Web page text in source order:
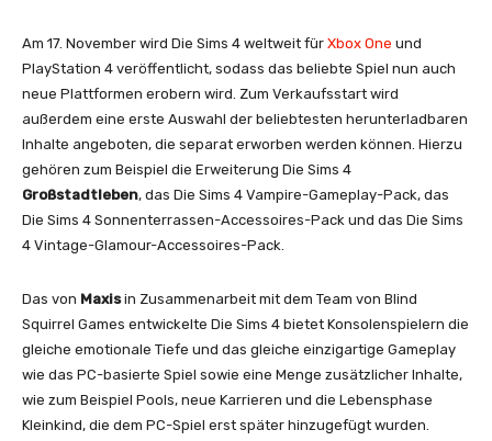
Am 17. November wird Die Sims 4 weltweit für Xbox One und
PlayStation 4 veröffentlicht, sodass das beliebte Spiel nun auch
neue Plattformen erobern wird. Zum Verkaufsstart wird
außerdem eine erste Auswahl der beliebtesten herunterladbaren
Inhalte angeboten, die separat erworben werden können. Hierzu
gehören zum Beispiel die Erweiterung Die Sims 4
Großstadtleben, das Die Sims 4 Vampire-Gameplay-Pack, das
Die Sims 4 Sonnenterrassen-Accessoires-Pack und das Die Sims
4 Vintage-Glamour-Accessoires-Pack.
Das von Maxisin Zusammenarbeit mit dem Team von Blind
Squirrel Games entwickelte Die Sims 4 bietet Konsolenspielern die
gleiche emotionale Tiefe und das gleiche einzigartige Gameplay
wie das PC-basierte Spiel sowie eine Menge zusätzlicher Inhalte,
wie zum Beispiel Pools, neue Karrieren und die Lebensphase
Kleinkind, die dem PC-Spiel erst später hinzugefügt wurden.